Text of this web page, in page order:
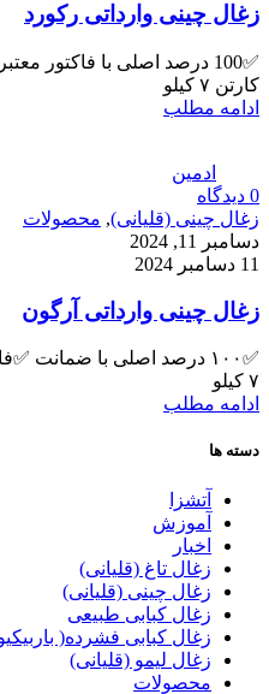
زغال چینی وارداتی رکورد
✅100 درصد اصلی با
کارتن ۷ کیلو
ادامه مطلب
ادمین
0 دیدگاه
زغال چینی (قلیانی), محصولات
دسامبر 11, 2024
11 دسامبر 2024
زغال چینی وارداتی آرگون
✅۱۰۰ درصد اصلی با ضمانت
۷ کیلو
ادامه مطلب
دسته ها
آتشزا
آموزش
اخبار
زغال تاغ (قلیانی)
زغال چینی (قلیانی)
زغال کبابی طبیعی
زغال کبابی فشرده(
زغال لیمو (قلیانی)
محصولات